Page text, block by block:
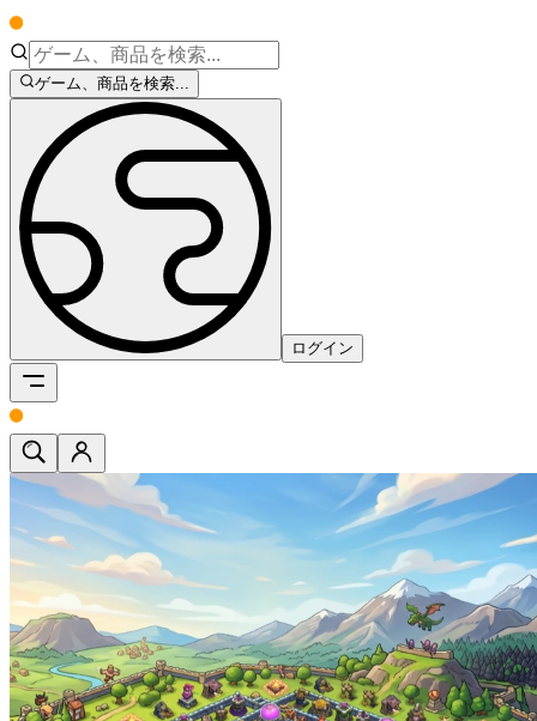
ゲーム、商品を検索...
ログイン